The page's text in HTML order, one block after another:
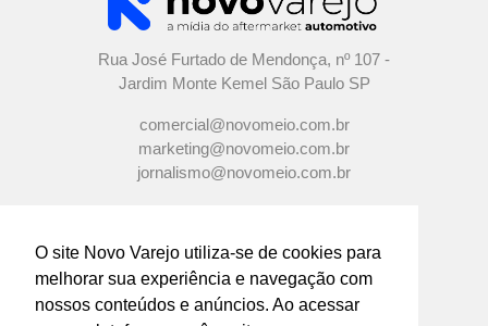
O site Novo Varejo utiliza-se de cookies para
melhorar sua experiência e navegação com
nossos conteúdos e anúncios. Ao acessar
Rua José Furtado de Mendonça, nº 107 -
Jardim Monte Kemel São Paulo SP
comercial@novomeio.com.br
marketing@novomeio.com.br
jornalismo@novomeio.com.br
CONFIRA AS NOSSAS REDES
SOCIAIS